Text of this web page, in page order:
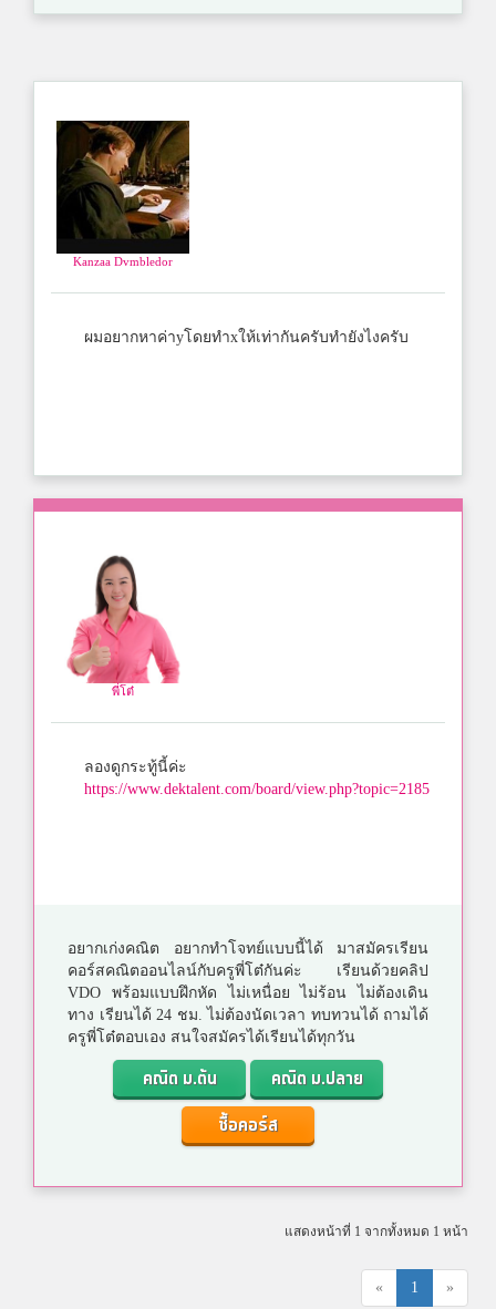
Kanzaa Dvmbledor
ผมอยากหาค่าyโดยทำxให้เท่ากันครับทำยังไงครับ
พี่โต๋
ลองดูกระทู้นี้ค่ะ
https://www.dektalent.com/board/view.php?topic=2185
อยากเก่งคณิต อยากทำโจทย์แบบนี้ได้ มาสมัครเรียน
คอร์สคณิตออนไลน์กับครูพี่โต๋กันค่ะ เรียนด้วยคลิป
VDO พร้อมแบบฝึกหัด ไม่เหนื่อย ไม่ร้อน ไม่ต้องเดิน
ทาง เรียนได้ 24 ชม. ไม่ต้องนัดเวลา ทบทวนได้ ถามได้
ครูพี่โต๋ตอบเอง สนใจสมัครได้เรียนได้ทุกวัน
คณิต ม.ต้น
คณิต ม.ปลาย
ซื้อคอร์ส
แสดงหน้าที่ 1 จากทั้งหมด 1 หน้า
« 1 »